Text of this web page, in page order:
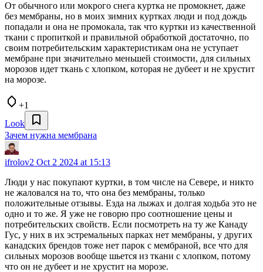
От обычного или мокрого снега куртка не промокнет, даже
без мембраны, но в моих зимних куртках люди и под дождь
попадали и она не промокала, так что куртки из качественной
ткани с пропиткой и правильной обработкой достаточно, по
своим потребительским характеристикам она не уступает
мембране при значительно меньшей стоимости, для сильных
морозов идет ткань с хлопком, которая не дубеет и не хрустит
на морозе.
+1
Look
Зачем нужна мембрана
ifrolov2 Oct 2 2024 at 15:13
Люди у нас покупают куртки, в том числе на Севере, и никто
не жаловался на то, что она без мембраны, только
положительные отзывы. Езда на лыжах и долгая ходьба это не
одно и то же. Я уже не говорю про соотношение цены и
потребительских свойств. Если посмотреть на ту же Канаду
Гус, у них в их эстремальных парках нет мембраны, у других
канадских брендов тоже нет парок с мембраной, все что для
сильных морозов вообще шьется из ткани с хлопком, потому
что он не дубеет и не хрустит на морозе.